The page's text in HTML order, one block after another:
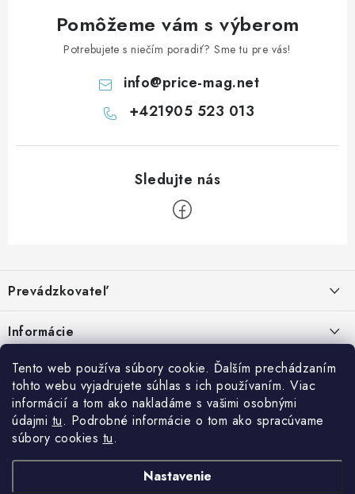
Tento web používa súbory cookie. Ďalším prechádzaním
tohto webu vyjadrujete súhlas s ich používaním. Viac
informácií a tom ako nakladáme s vašimi osobnými
údajmi tu. Podrobné informácie o tom ako spracúvame
súbory cookies tu.
Nastavenie
Pomôžeme vám s výberom
Potrebujete s niečím poradiť? Sme tu pre vás!
info@price-mag.net
+421905 523 013
p
ä
t
Prevádzkovateľ
Malinová 49
IČO: 34670602
DIČ: 1020448297
IČ DPH: SK1020448297
Informácie
Kontakty
Doprava a platba
Obchodné podmienky
Facebook